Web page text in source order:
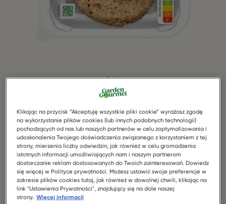
Wegański Kotlet Mielony
Wegański Kotlet Mielony od Garden Gourmet to
propozycja klasycznego dania kuchni polskiej, ale w
roślinnej odsłonie. Jest soczysty i aromatyczny, a do
tego doskonale przyprawiony, dzięki czemu idealnie
sprawdzi się w towarzystwie tłuczonych ziemniaków i
ulubionej surówki. Został skomponowany w taki sposób,
aby jak najlepiej oddawał smak i teksturę klasycznego
Klikając na przycisk “Akceptuję wszystkie pliki cookie” wyrażasz zgodę
na wykorzystanie plików cookies (lub innych podobnych technologii)
pochodzących od nas lub naszych partnerów w celu zoptymalizowania i
udoskonalenia Twojego doświadczenia związanego z korzystaniem z tej
strony, mierzenia liczby odwiedzin, jak również w celu gromadzenia
istotnych informacji umożliwiających nam i naszym partnerom
dostarczanie reklam dostosowanych do Twoich zainteresowań. Dowiedz
się więcej w Polityce prywatności. Możesz ustawić swoje preferencje w
zakresie plików cookies tutaj, jak również w dowolnej chwili, klikając na
link "Ustawienia Prywatności", znajdujący się na dole naszej
strony. Więcej informacji